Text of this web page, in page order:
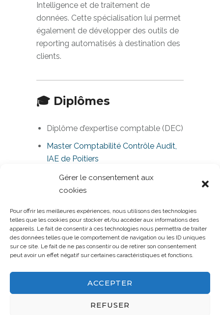
Gérer le consentement aux
cookies
Pour offrir les meilleures expériences, nous utilisons des technologies
telles que les cookies pour stocker et/ou accéder aux informations des
appareils. Le fait de consentir à ces technologies nous permettra de traiter
des données telles que le comportement de navigation ou les ID uniques
sur ce site. Le fait de ne pas consentir ou de retirer son consentement
peut avoir un effet négatif sur certaines caractéristiques et fonctions.
ACCEPTER
REFUSER
Intelligence et de traitement de
données. Cette spécialisation lui permet
également de développer des outils de
reporting automatisés à destination des
clients. ​
🎓 Diplômes
Diplôme d’expertise comptable (DEC)​
Master Comptabilité Contrôle Audit,
IAE de Poitiers
Mentions légales-Politique de
confidentialité - Politique de cookies
© 2026 Groupe Y - Tous droits réservés
- 53 rue des Marais 79024 NIORT - 05 49 32 49 01